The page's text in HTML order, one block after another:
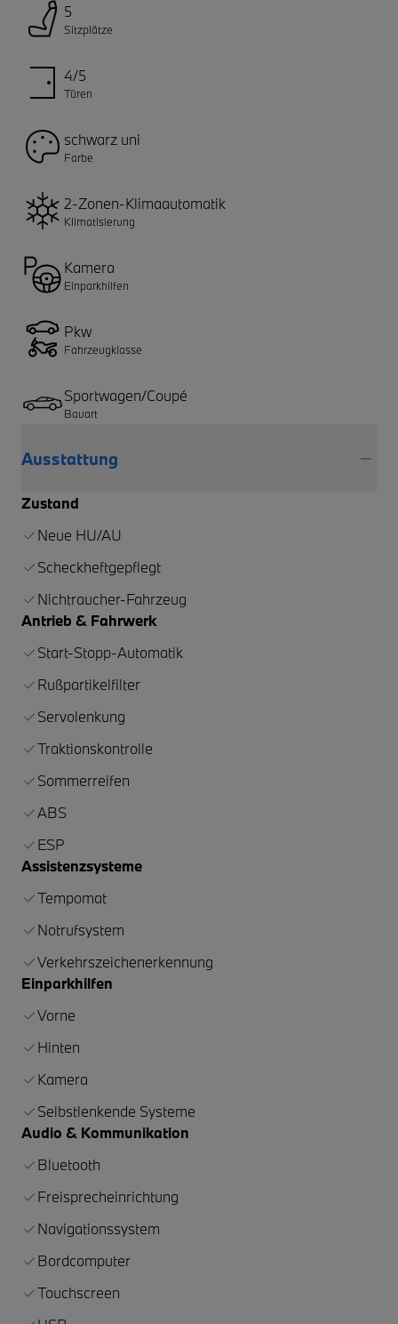
5
Sitzplätze
4/5
Türen
schwarz uni
Farbe
2-Zonen-Klimaautomatik
Klimatisierung
Kamera
Einparkhilfen
Pkw
Fahrzeugklasse
Sportwagen/Coupé
Bauart
Ausstattung
Zustand
Neue HU/AU
Scheckheftgepflegt
Nichtraucher-Fahrzeug
Antrieb & Fahrwerk
Start-Stopp-Automatik
Rußpartikelfilter
Servolenkung
Traktionskontrolle
Sommerreifen
ABS
ESP
Assistenzsysteme
Tempomat
Notrufsystem
Verkehrszeichenerkennung
Einparkhilfen
Vorne
Hinten
Kamera
Selbstlenkende Systeme
Audio & Kommunikation
Bluetooth
Freisprecheinrichtung
Navigationssystem
Bordcomputer
Touchscreen